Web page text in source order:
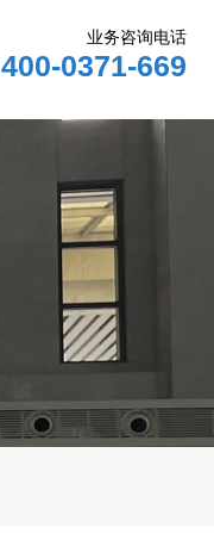
业务咨询电话
400-0371-669